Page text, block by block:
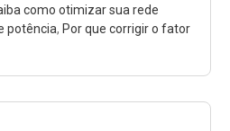
como otimizar sua rede
potência, Por que corrigir o fator